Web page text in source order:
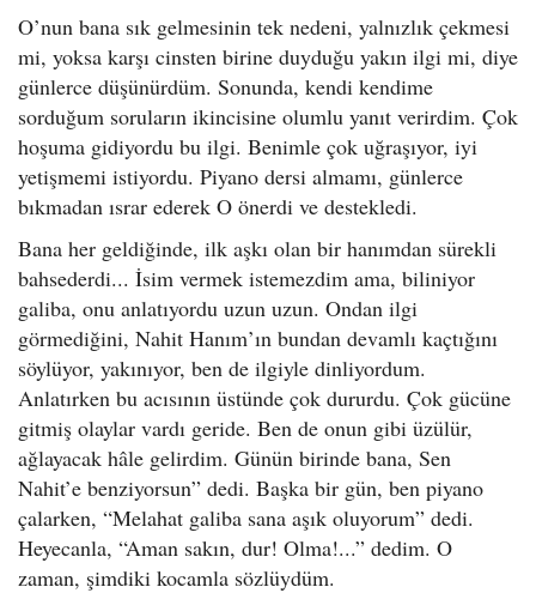
O’nun bana sık gelmesinin tek nedeni, yalnızlık çekmesi
mi, yoksa karşı cinsten birine duyduğu yakın ilgi mi, diye
günlerce düşünürdüm. Sonunda, kendi kendime
sorduğum soruların ikincisine olumlu yanıt verirdim. Çok
hoşuma gidiyordu bu ilgi. Benimle çok uğraşıyor, iyi
yetişmemi istiyordu. Piyano dersi almamı, günlerce
bıkmadan ısrar ederek O önerdi ve destekledi.
Bana her geldiğinde, ilk aşkı olan bir hanımdan sürekli
bahsederdi... İsim vermek istemezdim ama, biliniyor
galiba, onu anlatıyordu uzun uzun. Ondan ilgi
görmediğini, Nahit Hanım’ın bundan devamlı kaçtığını
söylüyor, yakınıyor, ben de ilgiyle dinliyordum.
Anlatırken bu acısının üstünde çok dururdu. Çok gücüne
gitmiş olaylar vardı geride. Ben de onun gibi üzülür,
ağlayacak hâle gelirdim. Günün birinde bana, Sen
Nahit’e benziyorsun” dedi. Başka bir gün, ben piyano
çalarken, “Melahat galiba sana aşık oluyorum” dedi.
Heyecanla, “Aman sakın, dur! Olma!...” dedim. O
zaman, şimdiki kocamla sözlüydüm.